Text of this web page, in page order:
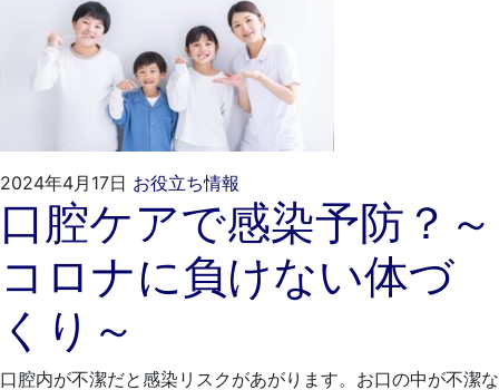
2024年4月17日 お役立ち情報
年
3
25
れ
も
歯
院
口腔ケアで感染予防？～
コロナに負けない体づ
くり～
口腔内が不潔だと感染リスクがあがります。お口の中が不潔な